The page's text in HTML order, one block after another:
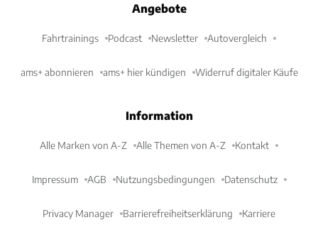
Angebote
Fahrtrainings Podcast Newsletter Autovergleich
ams+ abonnieren ams+ hier kündigen Widerruf digitaler Käufe
Information
Alle Marken von A-Z Alle Themen von A-Z Kontakt
Impressum AGB Nutzungsbedingungen Datenschutz
Privacy Manager Barrierefreiheitserklärung Karriere